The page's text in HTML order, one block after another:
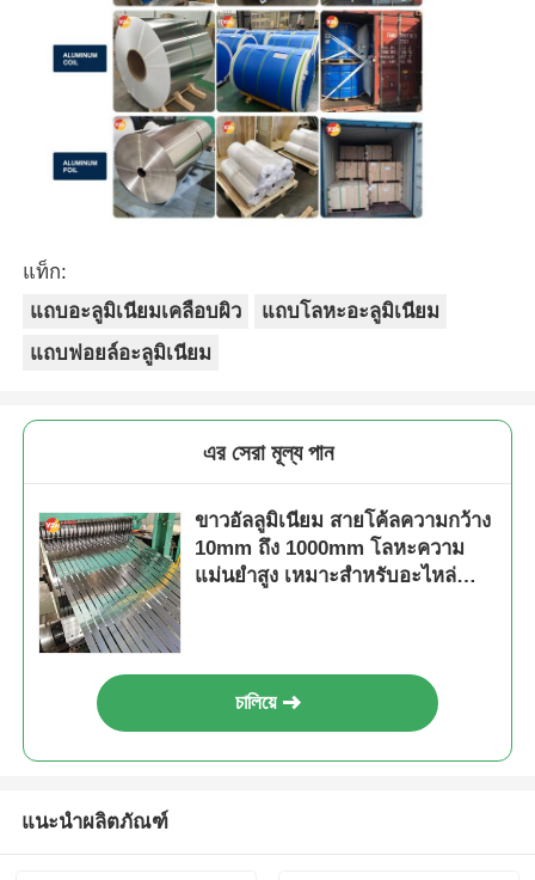
แท็ก:
แถบอะลูมิเนียมเคลือบผิว
แถบโลหะอะลูมิเนียม
แถบฟอยล์อะลูมิเนียม
এর সেরা মূল্য পান
ขาวอัลลูมิเนียม สายโค้ลความกว้าง
10mm ถึง 1000mm โลหะความ
แม่นยําสูง เหมาะสําหรับอะไหล่
চালিয়ে
แนะนำผลิตภัณฑ์